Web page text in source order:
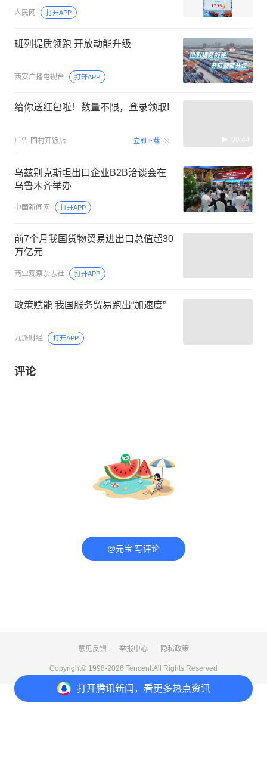
打开腾讯新闻，看更多热点资讯
人民网 打开APP
班列提质领跑 开放动能升级
西安广播电视台 打开APP
给你送红包啦！数量不限，登录领取!
广告 回村开饭店 立即下载 00:44
乌兹别克斯坦出口企业B2B洽谈会在
乌鲁木齐举办
中国新闻网 打开APP
前7个月我国货物贸易进出口总值超30
万亿元
商业观察杂志社 打开APP
政策赋能 我国服务贸易跑出“加速度”
九派财经 打开APP
评论
@元宝 写评论
意见反馈 举报中心 隐私政策
Copyright© 1998-2026 Tencent.All Rights Reserved